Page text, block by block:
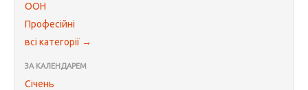
ООН
Професійні
всі категорії →
ЗА КАЛЕНДАРЕМ
Січень